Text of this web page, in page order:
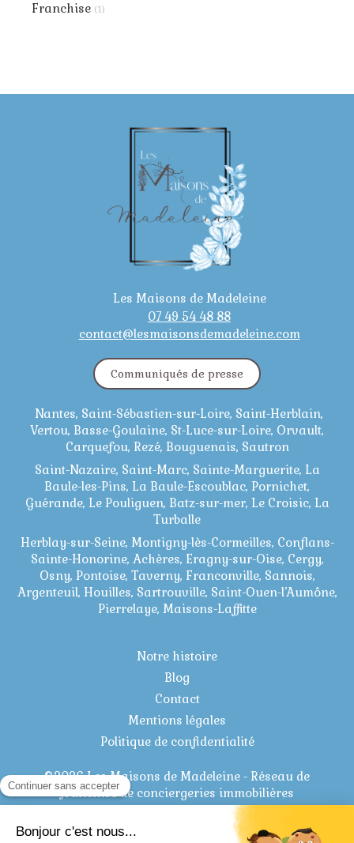
Franchise (1)
Les Maisons de Madeleine
07 49 54 48 88
contact@lesmaisonsdemadeleine.com
Communiqués de presse
Nantes, Saint-Sébastien-sur-Loire, Saint-Herblain,
Vertou, Basse-Goulaine, St-Luce-sur-Loire, Orvault,
Carquefou, Rezé, Bouguenais, Sautron
Saint-Nazaire, Saint-Marc, Sainte-Marguerite, La
Baule-les-Pins, La Baule-Escoublac, Pornichet,
Guérande, Le Pouliguen, Batz-sur-mer, Le Croisic, La
Turballe
Herblay-sur-Seine, Montigny-lès-Cormeilles, Conflans-
Sainte-Honorine, Achères, Eragny-sur-Oise, Cergy,
Osny, Pontoise, Taverny, Franconville, Sannois,
Argenteuil, Houilles, Sartrouville, Saint-Ouen-l’Aumône,
Pierrelaye, Maisons-Laffitte
Notre histoire
Blog
Contact
Mentions légales
Politique de confidentialité
©2026 Les Maisons de Madeleine - Réseau de
franchise de conciergeries immobilières